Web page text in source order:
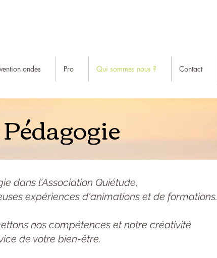
ondes Pro Qui sommes nous ? Contact
dans l’Association Quiétude,
expériences d'animations et de formations.
nos compétences et notre créativité
de votre bien-être.